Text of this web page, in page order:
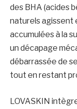
des BHA (acides
naturels agissent
accumulées à la
un décapage
débarrassée de
tout en restant
LOVASKIN